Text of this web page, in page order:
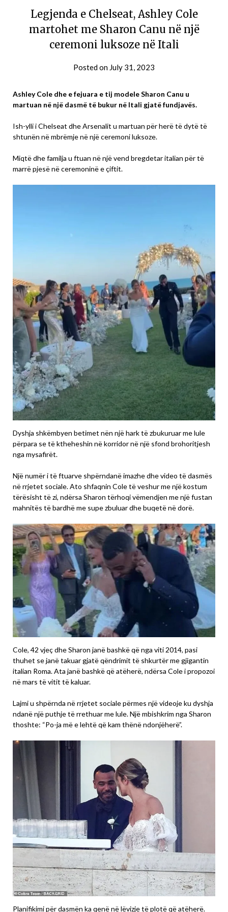
Legjenda e Chelseat, Ashley Cole
martohet me Sharon Canu në një
ceremoni luksoze në Itali
Posted on July 31, 2023
Ashley Cole dhe e fejuara e tij modele Sharon Canu u
martuan në një dasmë të bukur në Itali gjatë fundjavës.
Ish-ylli i Chelseat dhe Arsenalit u martuan për herë të dytë të
shtunën në mbrëmje në një ceremoni luksoze.
Miqtë dhe familja u ftuan në një vend bregdetar italian për të
marrë pjesë në ceremoninë e çiftit.
Dyshja shkëmbyen betimet nën një hark të zbukuruar me lule
përpara se të ktheheshin në korridor në një sfond brohoritjesh
nga mysafirët.
Një numër i të ftuarve shpërndanë imazhe dhe video të dasmës
në rrjetet sociale. Ato shfaqnin Cole të veshur me një kostum
tërësisht të zi, ndërsa Sharon tërhoqi vëmendjen me një fustan
mahnitës të bardhë me supe zbuluar dhe buqetë në dorë.
Cole, 42 vjeç dhe Sharon janë bashkë që nga viti 2014, pasi
thuhet se janë takuar gjatë qëndrimit të shkurtër me gjigantin
italian Roma. Ata janë bashkë që atëherë, ndërsa Cole i propozoi
në mars të vitit të kaluar.
Lajmi u shpërnda në rrjetet sociale përmes një videoje ku dyshja
ndanë një puthje të rrethuar me lule. Një mbishkrim nga Sharon
thoshte: “Po-ja më e lehtë që kam thënë ndonjëherë”.
Planifikimi për dasmën ka qenë në lëvizje të plotë që atëherë.